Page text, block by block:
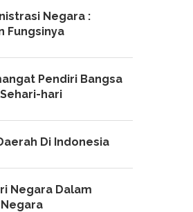
Negara :
Fungsinya
Pendiri Bangsa
hari
Di Indonesia
Negara Dalam